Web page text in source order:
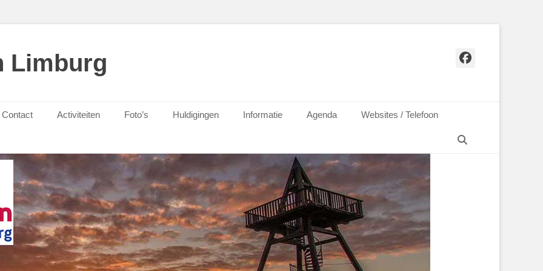
Limburg Facebook
Contact Activiteiten Foto’s Huldigingen Informatie Agenda
Websites / Telefoon